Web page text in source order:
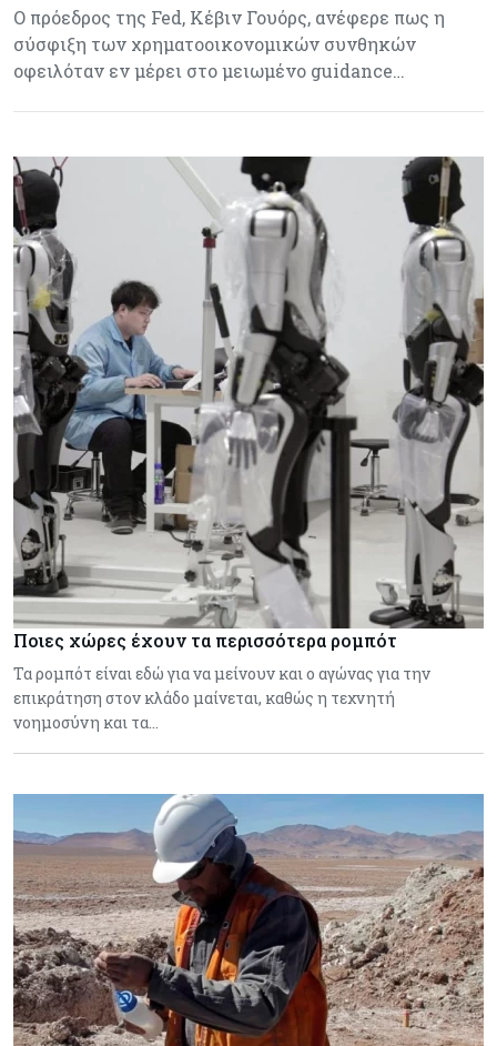
Ο πρόεδρος της Fed, Κέβιν Γουόρς, ανέφερε πως η
σύσφιξη των χρηματοοικονομικών συνθηκών
οφειλόταν εν μέρει στο μειωμένο guidance…
Ποιες χώρες έχουν τα περισσότερα ρομπότ
Τα ρομπότ είναι εδώ για να μείνουν και ο αγώνας για την
επικράτηση στον κλάδο μαίνεται, καθώς η τεχνητή
νοημοσύνη και τα…